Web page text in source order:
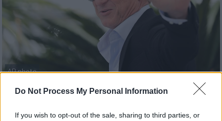
Do Not Process My Personal Information
If you wish to opt-out of the sale, sharing to third parties, or
ΑP photo